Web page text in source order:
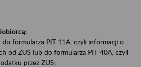
formularza PIT 11A, czyli informacji o
od ZUS lub do formularza PIT 40A, czyli
przez ZUS;